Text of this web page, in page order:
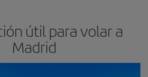
útil para volar a
Madrid